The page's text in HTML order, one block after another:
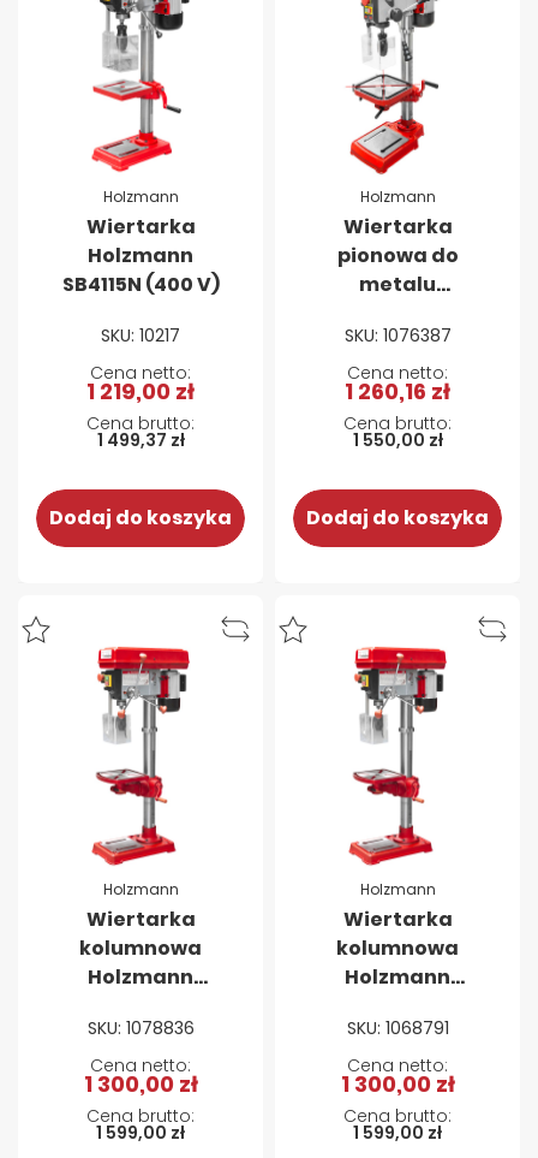
Holzmann
Wiertarka
Holzmann
SB4115N (400 V)
SKU: 10217
1 499,37 zł
1 219,00 zł
Dodaj do koszyka
Holzmann
Wiertarka
pionowa do
metalu
SB162VN
SKU: 1076387
1 550,00 zł
1 260,16 zł
Dodaj do koszyka
Holzmann
Wiertarka
kolumnowa
Holzmann
SKU: 1078836
1 599,00 zł
1 300,00 zł
Holzmann
Wiertarka
kolumnowa
Holzmann
SKU: 1068791
1 599,00 zł
1 300,00 zł